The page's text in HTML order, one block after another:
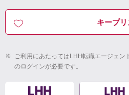
キープリ
※ ご利用にあたってはLHH転職エージェ
のログインが必要です。